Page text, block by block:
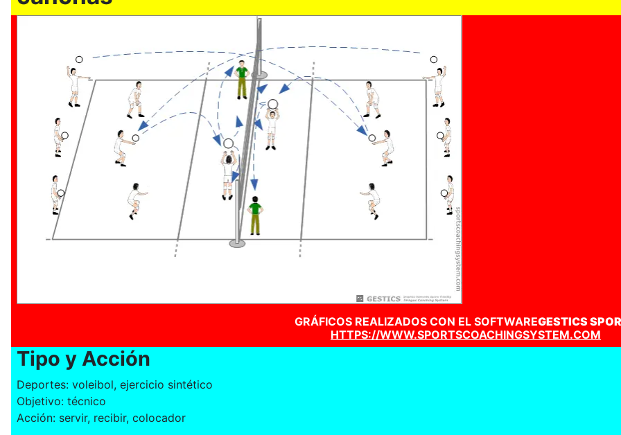
GRÁFICOS REALIZADOS CON EL SOFTWAREGESTICS
HTTPS://WWW.SPORTSCOACHINGSYSTEM.COM
Tipo y Acción
Deportes: voleibol, ejercicio sintético
Objetivo: técnico
Acción: servir, recibir, colocador